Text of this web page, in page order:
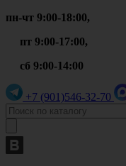
пн-чт 9:00-18:00,
пт 9:00-17:00,
сб 9:00-14:00
+7 (901)546-32-70